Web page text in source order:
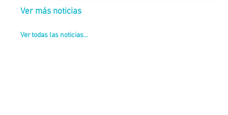
Ver más noticias
Ver todas las noticias...